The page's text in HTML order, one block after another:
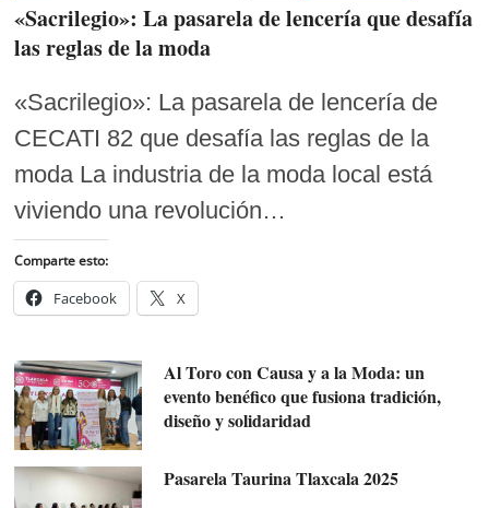
«Sacrilegio»: La pasarela de lencería que desafía
las reglas de la moda
«Sacrilegio»: La pasarela de lencería de
CECATI 82 que desafía las reglas de la
moda La industria de la moda local está
viviendo una revolución…
Comparte esto:
Facebook X
Al Toro con Causa y a la Moda: un
evento benéfico que fusiona tradición,
diseño y solidaridad
Pasarela Taurina Tlaxcala 2025